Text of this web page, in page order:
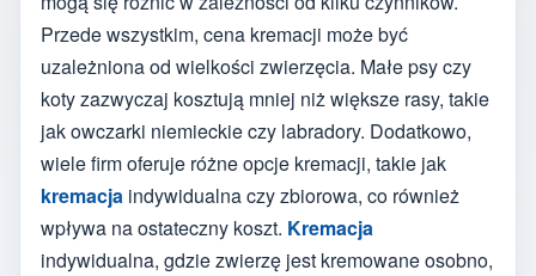
Przede wszystkim, cena kremacji może być
uzależniona od wielkości zwierzęcia. Małe psy czy
koty zazwyczaj kosztują mniej niż większe rasy, takie
jak owczarki niemieckie czy labradory. Dodatkowo,
wiele firm oferuje różne opcje kremacji, takie jak
kremacja indywidualna czy zbiorowa, co również
wpływa na ostateczny koszt. Kremacja
indywidualna, gdzie zwierzę jest kremowane osobno,